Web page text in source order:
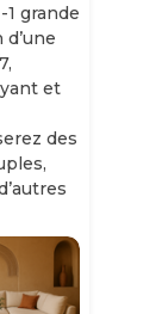
grande
et
des